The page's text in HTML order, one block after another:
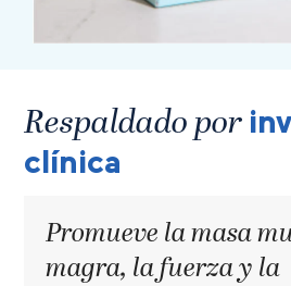
Respaldado por
clínica
Promueve la masa
magra, la fuerza y la